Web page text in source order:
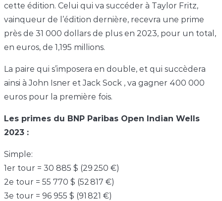
cette édition. Celui qui va succéder à Taylor Fritz,
vainqueur de l’édition dernière, recevra une prime
près de 31 000 dollars de plus en 2023, pour un total,
en euros, de 1,195 millions.
La paire qui s’imposera en double, et qui succèdera
ainsi à John Isner et Jack Sock , va gagner 400 000
euros pour la première fois.
Les primes du BNP Paribas Open Indian Wells
2023 :
Simple:
1er tour = 30 885 $ (29 250 €)
2e tour = 55 770 $ (52 817 €)
3e tour = 96 955 $ (91 821 €)